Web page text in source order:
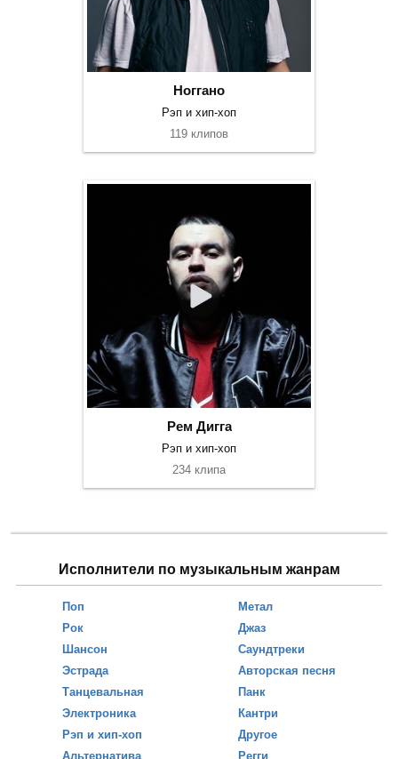
Ноггано
Рэп и хип-хоп
119 клипов
Рем Дигга
Рэп и хип-хоп
234 клипа
Исполнители по музыкальным жанрам
Поп
Рок
Шансон
Эстрада
Танцевальная
Электроника
Рэп и хип-хоп
Альтернатива
Метал
Джаз
Саундтреки
Авторская песня
Панк
Кантри
Другое
Регги